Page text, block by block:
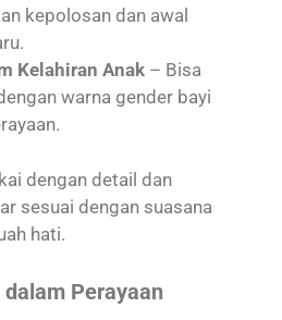
kepolosan dan awal
Kelahiran Anak – Bisa
warna gender bayi
dengan detail dan
sesuai dengan suasana
hati.
Perayaan